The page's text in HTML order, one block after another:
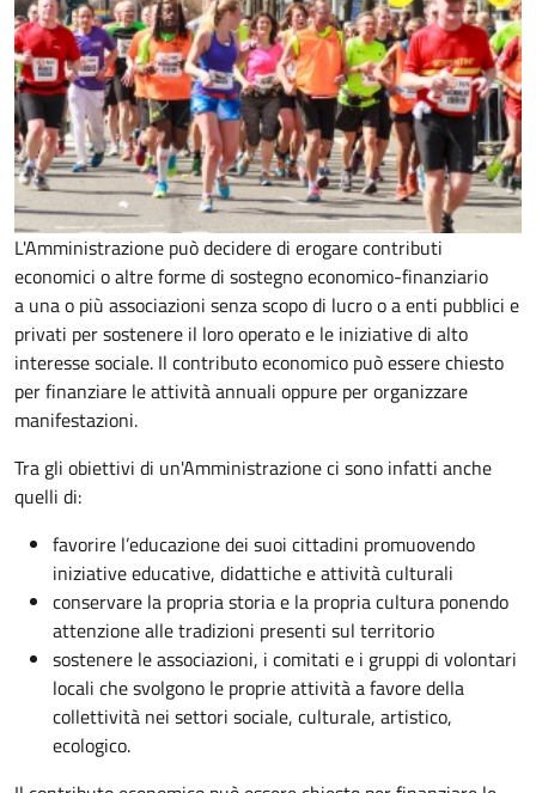
L'Amministrazione può decidere di erogare contributi
economici o altre forme di sostegno economico-finanziario
a una o più associazioni senza scopo di lucro o a enti pubblici e
privati per sostenere il loro operato e le iniziative di alto
interesse sociale. Il contributo economico può essere chiesto
per finanziare le attività annuali oppure per organizzare
manifestazioni.
Tra gli obiettivi di un'Amministrazione ci sono infatti anche
quelli di:
favorire l’educazione dei suoi cittadini promuovendo
iniziative educative, didattiche e attività culturali
conservare la propria storia e la propria cultura ponendo
attenzione alle tradizioni presenti sul territorio
sostenere le associazioni, i comitati e i gruppi di volontari
locali che svolgono le proprie attività a favore della
collettività nei settori sociale, culturale, artistico,
ecologico.